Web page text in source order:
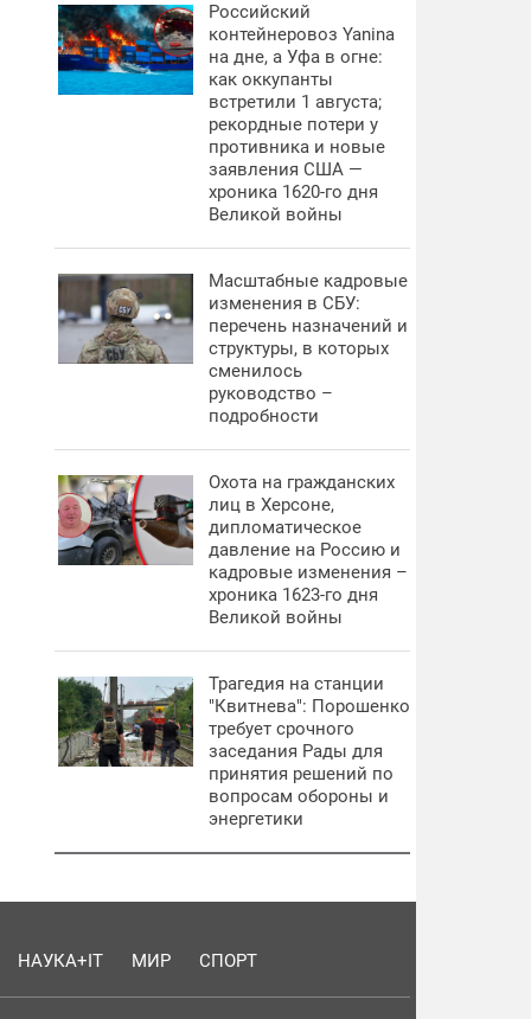
Российский
контейнеровоз Yanina
на дне, а Уфа в огне:
как оккупанты
встретили 1 августа;
рекордные потери у
противника и новые
заявления США —
хроника 1620-го дня
Великой войны
Масштабные кадровые
изменения в СБУ:
перечень назначений и
структуры, в которых
сменилось
руководство –
подробности
Охота на гражданских
лиц в Херсоне,
дипломатическое
давление на Россию и
кадровые изменения –
хроника 1623-го дня
Великой войны
Трагедия на станции
"Квитнева": Порошенко
требует срочного
заседания Рады для
принятия решений по
вопросам обороны и
энергетики
НАУКА+IT МИР СПОРТ